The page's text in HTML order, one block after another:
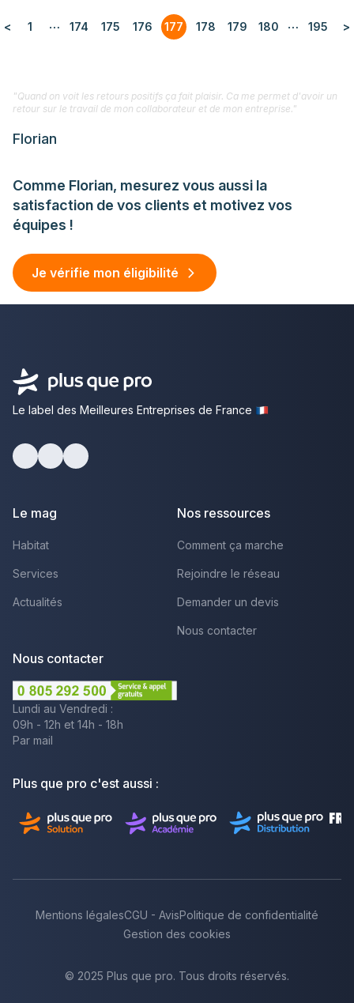
< 1 … 174 175 176 177 178 179 180 … 195 >
Comme Florian, mesurez vous aussi la
satisfaction de vos clients et motivez vos
équipes !
Je vérifie mon éligibilité
"Quand on voit les retours positifs ça fait plaisir. Ca me permet d'avoir un
retour sur le travail de mon collaborateur et de mon entreprise."
Florian
Le label des Meilleures Entreprises de France
Le mag
Habitat
Services
Actualités
Nos ressources
Comment ça marche
Rejoindre le réseau
Demander un devis
Nous contacter
Nous contacter
Lundi au Vendredi :
09h - 12h et 14h - 18h
Par mail
Plus que pro c'est aussi :
Mentions légalesCGU - AvisPolitique de confidentialité
Gestion des cookies
© 2025 Plus que pro. Tous droits réservés.